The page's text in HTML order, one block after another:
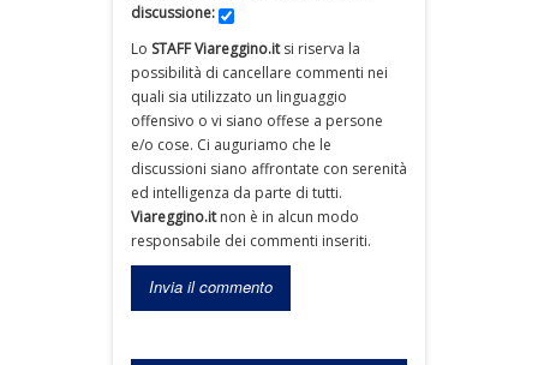
discussione:
Lo STAFF Viareggino.itsi riserva la
possibilità di cancellare commenti nei
quali sia utilizzato un linguaggio
offensivo o vi siano offese a persone
e/o cose. Ci auguriamo che le
discussioni siano affrontate con serenità
ed intelligenza da parte di tutti.
Viareggino.itnon è in alcun modo
responsabile dei commenti inseriti.